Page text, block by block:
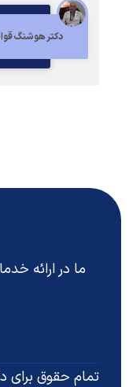
دکتر هوشنگ
ما در ارائه
تمام حقوق